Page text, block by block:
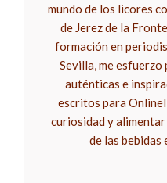
mundo de los licores
de Jerez de la
formación en
Sevilla, me
auténticas e
escritos para
curiosidad y
de las bebidas